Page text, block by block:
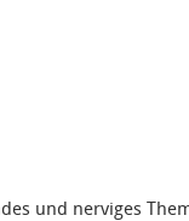
und nerviges